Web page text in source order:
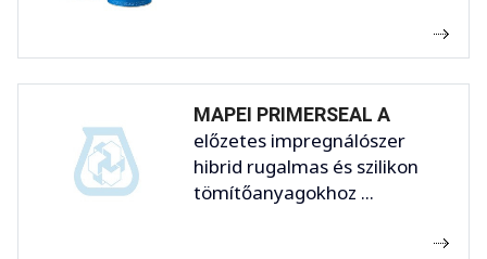
MAPEI PRIMERSEAL A
előzetes impregnálószer
hibrid rugalmas és szilikon
tömítőanyagokhoz ...